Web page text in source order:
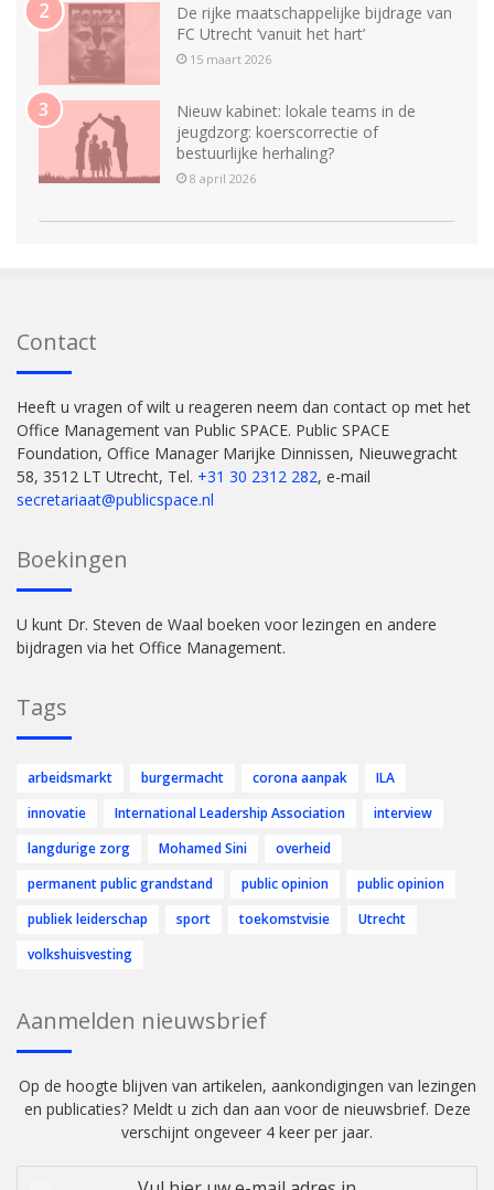
De rijke maatschappelijke bijdrage van
FC Utrecht ‘vanuit het hart’
15 maart 2026
Nieuw kabinet: lokale teams in de
jeugdzorg: koerscorrectie of
bestuurlijke herhaling?
8 april 2026
Contact
Heeft u vragen of wilt u reageren neem dan contact op met het
Office Management van Public SPACE. Public SPACE
Foundation, Office Manager Marijke Dinnissen, Nieuwegracht
58, 3512 LT Utrecht, Tel. +31 30 2312 282, e-mail
secretariaat@publicspace.nl
Boekingen
U kunt Dr. Steven de Waal boeken voor lezingen en andere
bijdragen via het Office Management.
Tags
arbeidsmarkt burgermacht corona aanpak
ILA
innovatie
International Leadership Association
interview
langdurige zorg
Mohamed Sini
overheid
permanent public grandstand
public opinion
public opinion
publiek leiderschap
sport toekomstvisie
Utrecht
volkshuisvesting
Aanmelden nieuwsbrief
Op de hoogte blijven van artikelen, aankondigingen van lezingen
en publicaties? Meldt u zich dan aan voor de nieuwsbrief. Deze
verschijnt ongeveer 4 keer per jaar.